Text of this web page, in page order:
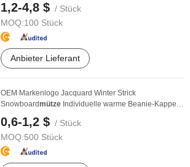
1,2-4,8 $ / Stück
MOQ:100 Stück
Anbieter Lieferant
OEM Markenlogo Jacquard Winter Strick
Snowboardmütze Individuelle warme Beanie-Kappe
0,6-1,2 $ / Stück
MOQ:500 Stück